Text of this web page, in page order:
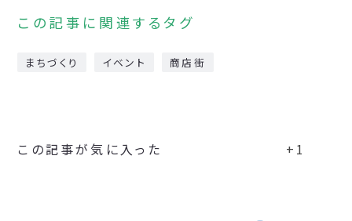
この記事に関連するタグ
まちづくり イベント 商店街
この記事が気に入った +1